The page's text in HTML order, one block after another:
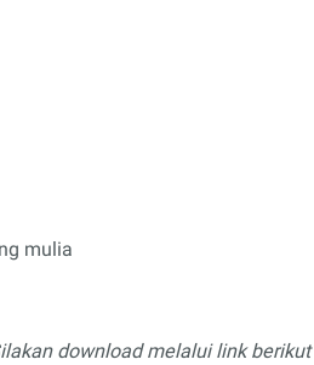
mulia
download melalui link berikut